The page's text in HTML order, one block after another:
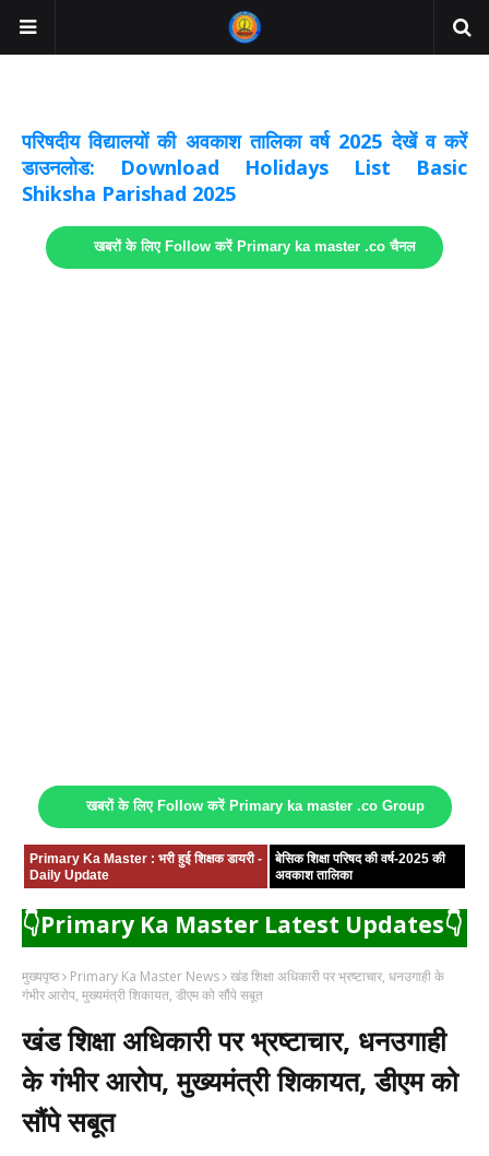
परिषदीय विद्यालयों की अवकाश तालिका वर्ष 2025 देखें व करें
डाउनलोड: Download Holidays List Basic
Shiksha Parishad 2025
खबरों के लिए Follow करें Primary ka master .co चैनल
खबरों के लिए Follow करें Primary ka master .co Group
Primary Ka Master : भरी हुई शिक्षक डायरी -
Daily Update
बेसिक शिक्षा परिषद की वर्ष-2025 की
अवकाश तालिका
👇Primary Ka Master Latest Updates👇
मुख्यपृष्ठ Primary Ka Master News खंड शिक्षा अधिकारी पर भ्रष्टाचार, धनउगाही के
गंभीर आरोप, मुख्यमंत्री शिकायत, डीएम को सौंपे सबूत
खंड शिक्षा अधिकारी पर भ्रष्टाचार, धनउगाही
के गंभीर आरोप, मुख्यमंत्री शिकायत, डीएम को
सौंपे सबूत